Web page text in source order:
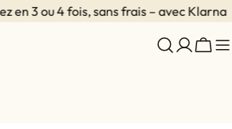
en 3 ou 4 fois, sans frais – avec Klarna